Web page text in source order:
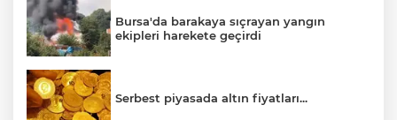
Bursa'da barakaya sıçrayan yangın
ekipleri harekete geçirdi
Serbest piyasada altın fiyatları...